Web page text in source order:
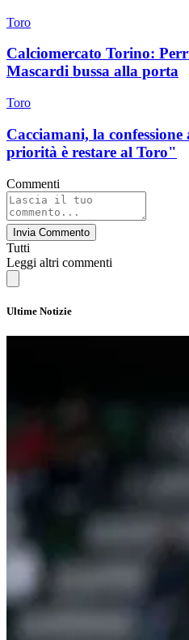
Toro
Calciomercato Torino:
Mascardi bussa alla porta
Toro
Cacciamani, la
priorità è restare al Toro"
Commenti
Invia Commento
Tutti
Leggi altri commenti
Ultime Notizie